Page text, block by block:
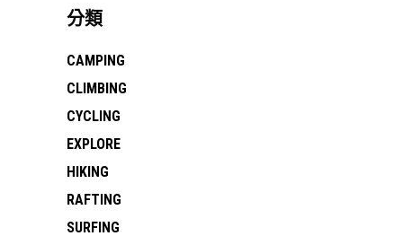
分類
CAMPING
CLIMBING
CYCLING
EXPLORE
HIKING
RAFTING
SURFING